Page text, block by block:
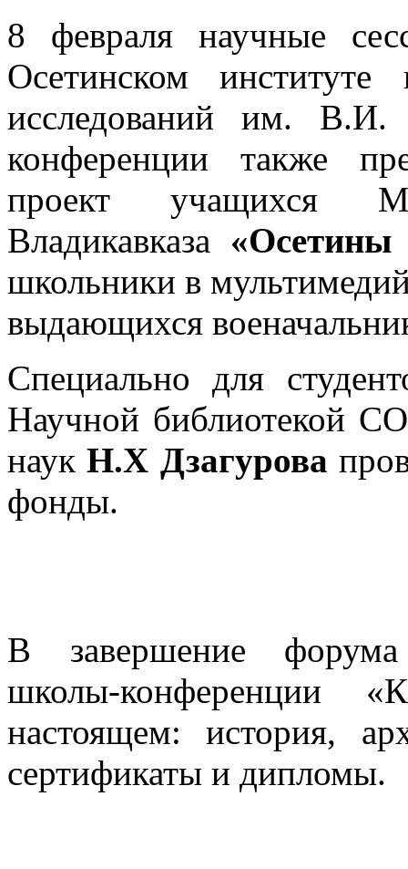
8 февраля научные
Осетинском
исследований им.
конференции также
проект
Владикавказа «Осетины
школьники в
выдающихся
Специально для
Научной библиотекой
наукН.Х Дзагурова
фонды.
В завершение
школы-конференции
настоящем: история,
сертификаты и дипломы.